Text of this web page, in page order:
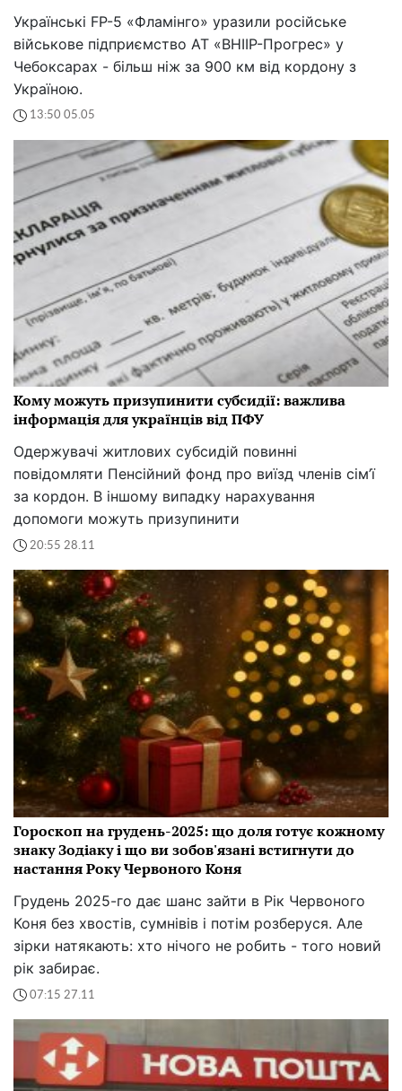
Українські FP-5 «Фламінго» уразили російське
військове підприємство АТ «ВНІІР-Прогрес» у
Чебоксарах - більш ніж за 900 км від кордону з
Україною.
13:50 05.05
Кому можуть призупинити субсидії: важлива
інформація для українців від ПФУ
Одержувачі житлових субсидій повинні
повідомляти Пенсійний фонд про виїзд членів сім’ї
за кордон. В іншому випадку нарахування
допомоги можуть призупинити
20:55 28.11
Гороскоп на грудень-2025: що доля готує кожному
знаку Зодіаку і що ви зобов'язані встигнути до
настання Року Червоного Коня
Грудень 2025-го дає шанс зайти в Рік Червоного
Коня без хвостів, сумнівів і потім розберуся. Але
зірки натякають: хто нічого не робить - того новий
рік забирає.
07:15 27.11